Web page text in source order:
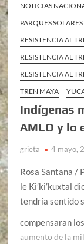
NOTICIAS
PARQUES SOLARES
RESISTENCIA AL
RESISTENCIA AL
RESISTENCIA AL
TREN MAYA
Indígenas
AMLO y lo
grieta 4 mayo,
Rosa Santana /
le Ki’ki’kuxtal
tendría sentido
compensaran
aumento de la